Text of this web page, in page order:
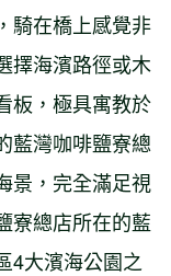
騎在橋上感覺非
擇海濱路徑或木
板，極具寓教於
藍灣咖啡鹽寮總
景，完全滿足視
寮總店所在的藍
4大濱海公園之